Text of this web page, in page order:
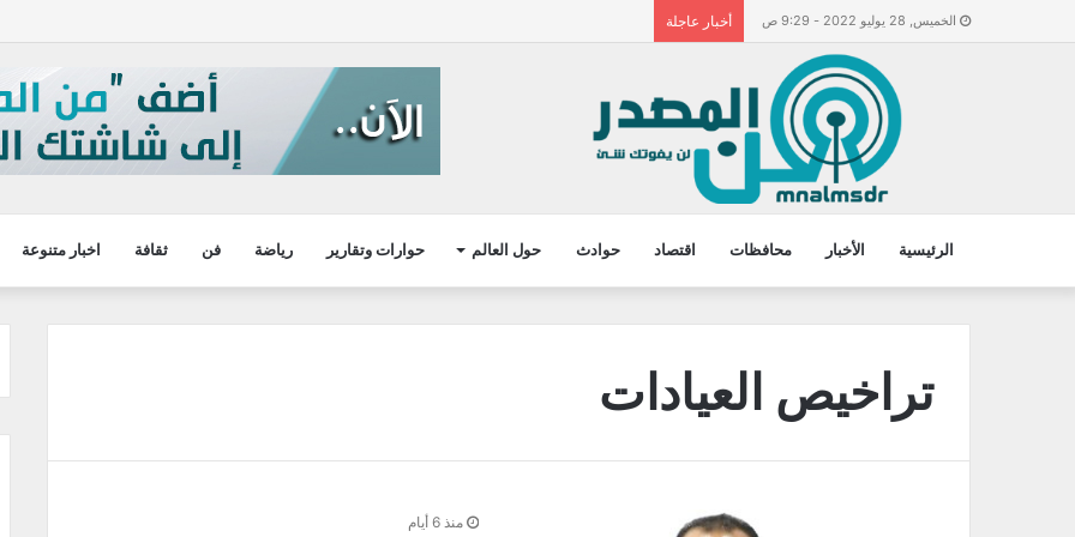
الخميس, 28 يوليو 2022 - 9:29 ص أخبار عاجلة
الرئيسية الأخبار محافظات اقتصاد حوادث حول العالم حوارات وتقارير رياضة فن ثقافة اخبار متنوعة
تراخيص العيادات
منذ 6 أيام